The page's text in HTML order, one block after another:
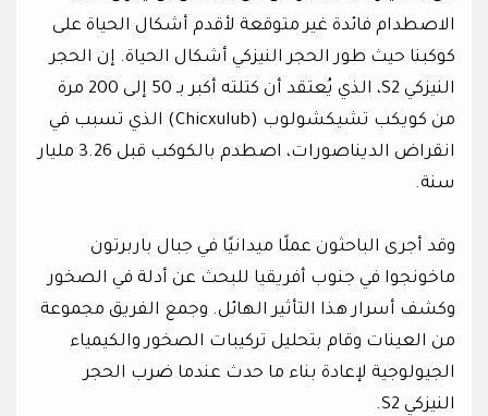
الاصطدام فائدة غير متوقعة لأقدم أشكال الحياة على
كوكبنا حيث طور الحجر النيزكي أشكال الحياة. إن الحجر
النيزكي S2، الذي يُعتقد أن كتلته أكبر بـ 50 إلى 200 مرة
من كويكب تشيكشولوب (Chicxulub) الذي تسبب في
انقراض الديناصورات، اصطدم بالكوكب قبل 3.26 مليار
سنة.
وقد أجرى الباحثون عملًا ميدانيًا في جبال باربرتون
ماخونجوا في جنوب أفريقيا للبحث عن أدلة في الصخور
وكشف أسرار هذا التأثير الهائل. وجمع الفريق مجموعة
من العينات وقام بتحليل تركيبات الصخور والكيمياء
الجيولوجية لإعادة بناء ما حدث عندما ضرب الحجر
النيزكي S2.